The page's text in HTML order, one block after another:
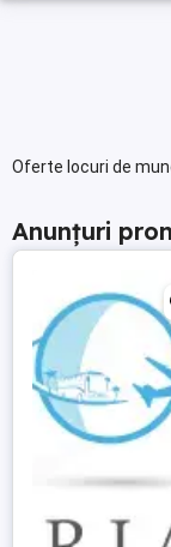
Oferte locuri de
Anunțuri